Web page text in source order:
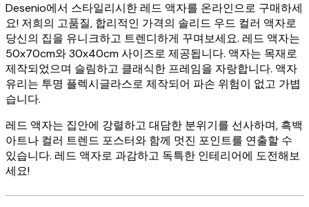
Desenio에서 스타일리시한 레드 액자를 온라인으로 구매하세
요! 저희의 고품질, 합리적인 가격의 솔리드 우드 컬러 액자로
당신의 집을 유니크하고 트렌디하게 꾸며보세요. 레드 액자는
50x70cm와 30x40cm 사이즈로 제공됩니다. 액자는 목재로
제작되었으며 슬림하고 클래식한 프레임을 자랑합니다. 액자
유리는 투명 플렉시글라스로 제작되어 파손 위험이 없고 가볍
습니다.
레드 액자는 집안에 강렬하고 대담한 분위기를 선사하며, 흑백
아트나 컬러 트렌드 포스터와 함께 멋진 포인트를 연출할 수
있습니다. 레드 액자로 과감하고 독특한 인테리어에 도전해보
세요!